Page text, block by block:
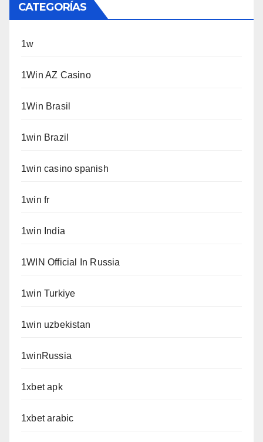
CATEGORÍAS
1w
1Win AZ Casino
1Win Brasil
1win Brazil
1win casino spanish
1win fr
1win India
1WIN Official In Russia
1win Turkiye
1win uzbekistan
1winRussia
1xbet apk
1xbet arabic